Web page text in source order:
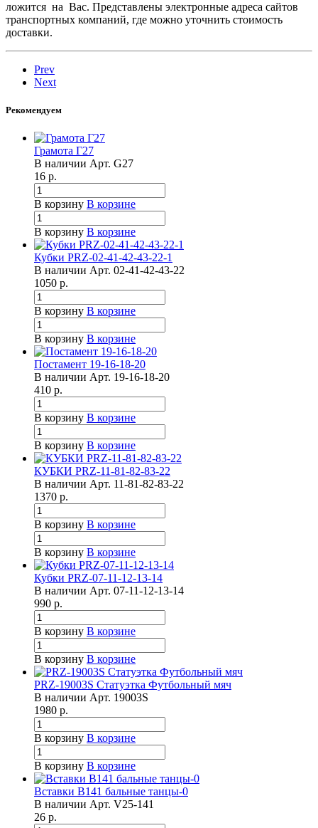
ложится на Вас. Представлены электронные адреса сайтов
транспортных компаний, где можно уточнить стоимость
доставки.
Prev
Next
Рекомендуем
Грамота Г27
В наличии Арт. G27
16 р.
В корзину В корзине
В корзину В корзине
Кубки PRZ-02-41-42-43-22-1
В наличии Арт. 02-41-42-43-22
1050 р.
В корзину В корзине
В корзину В корзине
Постамент 19-16-18-20
В наличии Арт. 19-16-18-20
410 р.
В корзину В корзине
В корзину В корзине
КУБКИ PRZ-11-81-82-83-22
В наличии Арт. 11-81-82-83-22
1370 р.
В корзину В корзине
В корзину В корзине
Кубки PRZ-07-11-12-13-14
В наличии Арт. 07-11-12-13-14
990 р.
В корзину В корзине
В корзину В корзине
PRZ-19003S Статуэтка Футбольный мяч
В наличии Арт. 19003S
1980 р.
В корзину В корзине
В корзину В корзине
Вставки B141 бальные танцы-0
В наличии Арт. V25-141
26 р.